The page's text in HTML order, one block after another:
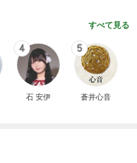
すべて見る
4
石 安伊
5
蒼井心音